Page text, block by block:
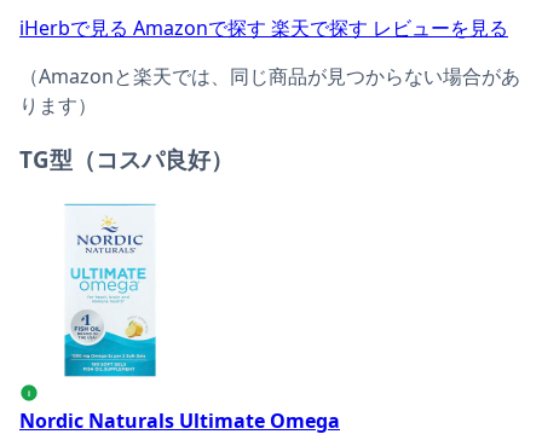
iHerbで見る Amazonで探す 楽天で探す レビューを見る
（Amazonと楽天では、同じ商品が見つからない場合があ
ります）
TG型（コスパ良好）
Nordic Naturals Ultimate Omegaの商品ページへ
i
Nordic Naturals Ultimate Omega